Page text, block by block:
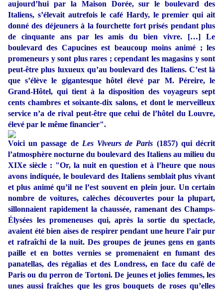
aujourd’hui par la Maison Dorée, sur le boulevard des
Italiens, s’élevait autrefois le café Hardy, le premier qui ait
donné des déjeuners à la fourchette fort prisés pendant plus
de cinquante ans par les amis du bien vivre. […] Le
boulevard des Capucines est beaucoup moins animé ; les
promeneurs y sont plus rares ; cependant les magasins y sont
peut-être plus luxueux qu’au boulevard des Italiens. C’est là
que s’élève le gigantesque hôtel élevé par M. Péreire, le
Grand-Hôtel, qui tient à la disposition des voyageurs sept
cents chambres et soixante-dix salons, et dont le merveilleux
service n’a de rival peut-être que celui de l’hôtel du Louvre,
élevé par le même financier".
Voici un passage de Les Viveurs de Paris (1857) qui décrit
l’atmosphère nocturne du boulevard des Italiens au milieu du
XIXe siècle : "Or, la nuit en question et à l’heure que nous
avons indiquée, le boulevard des Italiens semblait plus vivant
et plus animé qu’il ne l’est souvent en plein jour. Un certain
nombre de voitures, calèches découvertes pour la plupart,
sillonnaient rapidement la chaussée, ramenant des Champs-
Élysées les promeneuses qui, après la sortie du spectacle,
avaient été bien aises de respirer pendant une heure l’air pur
et rafraîchi de la nuit. Des groupes de jeunes gens en gants
paille et en bottes vernies se promenaient en fumant des
panatellas, des régalias et des Londress, en face du café de
Paris ou du perron de Tortoni. De jeunes et jolies femmes, les
unes aussi fraîches que les gros bouquets de roses qu’elles